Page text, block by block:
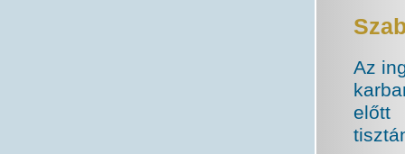
Az
előtt